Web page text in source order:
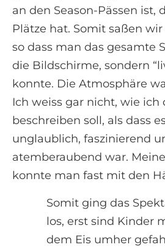
an den Season-Pässen ist,
Plätze hat. Somit saßen
so dass man das gesamte
die Bildschirme, sondern
konnte. Die Atmosphäre
Ich weiss gar nicht, wie ich
beschreiben soll, als dass
unglaublich, faszinierend
atemberaubend war.
konnte man fast mit den
Somit ging das
los, erst sind Kinder
dem Eis umher